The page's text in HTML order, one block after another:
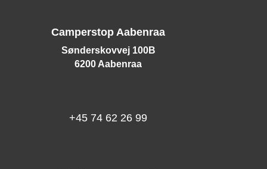
Camperstop Aabenraa
Sønderskovvej 100B
6200 Aabenraa
+45 74 62 26 99